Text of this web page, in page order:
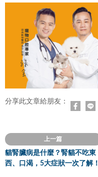
分享此文章給朋友：
上一篇
貓腎臟病是什麼？腎貓不吃東
西、口渴，5大症狀一次了解！